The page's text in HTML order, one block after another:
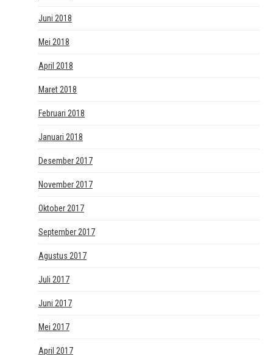
Juni 2018
Mei 2018
April 2018
Maret 2018
Februari 2018
Januari 2018
Desember 2017
November 2017
Oktober 2017
September 2017
Agustus 2017
Juli 2017
Juni 2017
Mei 2017
April 2017